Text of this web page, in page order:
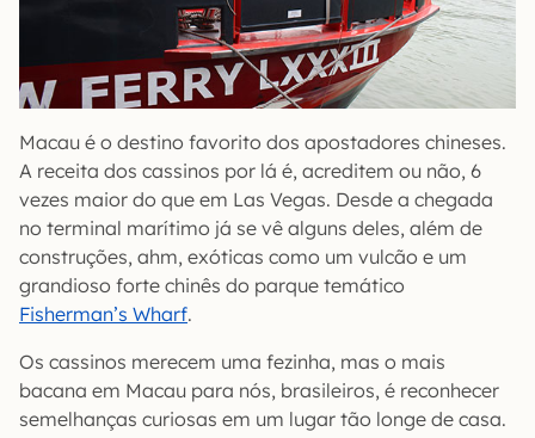
Macau é o destino favorito dos apostadores chineses.
A receita dos cassinos por lá é, acreditem ou não, 6
vezes maior do que em Las Vegas. Desde a chegada
no terminal marítimo já se vê alguns deles, além de
construções, ahm, exóticas como um vulcão e um
grandioso forte chinês do parque temático
Fisherman’s Wharf.
Os cassinos merecem uma fezinha, mas o mais
bacana em Macau para nós, brasileiros, é reconhecer
semelhanças curiosas em um lugar tão longe de casa.